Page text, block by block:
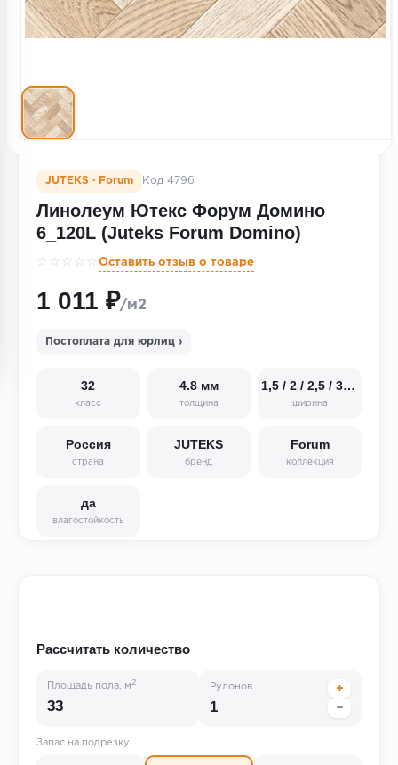
Плинтус
Строительные материалы
JUTEKS · Forum Код 4796
Линолеум Ютекс Форум Домино
6_120L (Juteks Forum Domino)
☆☆☆☆☆ Оставить отзыв о товаре
1 011 ₽/м2
Постоплата для юрлиц ›
32
класс
4.8 мм
толщина
1,5 / 2 / 2,5 / 3 / 3,5 / 4 м
ширина
Россия
страна
JUTEKS
бренд
Forum
коллекция
да
влагостойкость
Рассчитать количество
Площадь пола, м 2
Рулонов
+
−
Запас на подрезку